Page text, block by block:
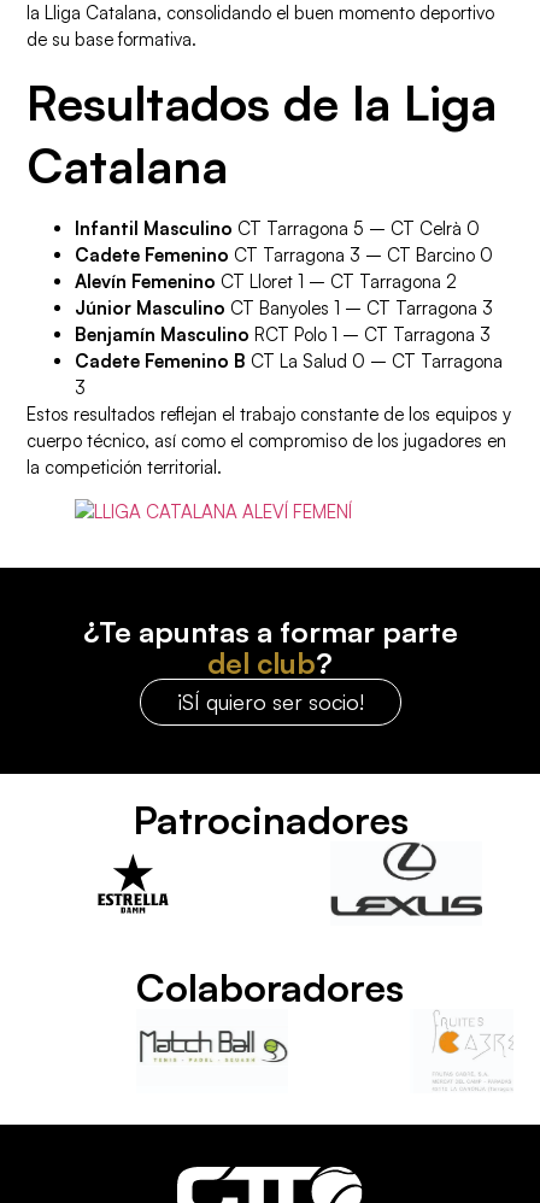
la Lliga Catalana, consolidando el buen momento deportivo
de su base formativa.
Resultados de la Liga
Catalana
Infantil Masculino CT Tarragona 5 – CT Celrà 0
Cadete Femenino CT Tarragona 3 – CT Barcino 0
Alevín Femenino CT Lloret 1 – CT Tarragona 2
Júnior Masculino CT Banyoles 1 – CT Tarragona 3
Benjamín Masculino RCT Polo 1 – CT Tarragona 3
Cadete Femenino B CT La Salud 0 – CT Tarragona
3
Estos resultados reflejan el trabajo constante de los equipos y
cuerpo técnico, así como el compromiso de los jugadores en
la competición territorial.
¿Te apuntas a formar parte
del club?
¡SÍ quiero ser socio!
Patrocinadores
Colaboradores